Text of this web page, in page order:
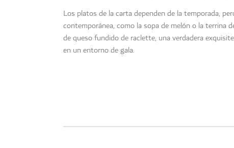
Los platos de la carta dependen de la temporada,
contemporánea, como la sopa de melón o la terrina
de queso fundido de raclette, una verdadera
en un entorno de gala.